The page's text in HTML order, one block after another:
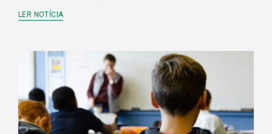
LER NOTÍCIA